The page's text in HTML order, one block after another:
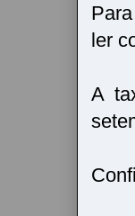
ler
A